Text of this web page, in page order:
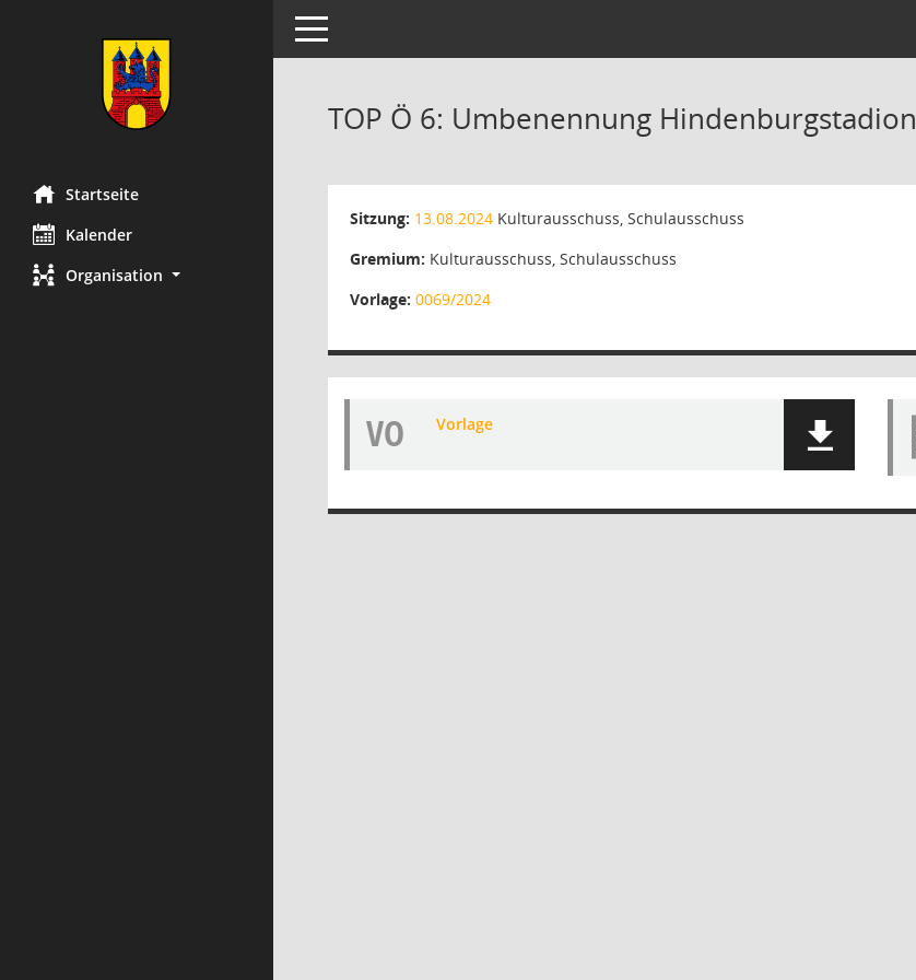
Startseite
Kalender
Organisation
Toggle navigation
TOP Ö 6: Umbenennung Hindenburgstadion
Sitzung: 13.08.2024 Kulturausschuss, Schulausschuss
Gremium: Kulturausschuss, Schulausschuss
Vorlage: 0069/2024
VO Vorlage